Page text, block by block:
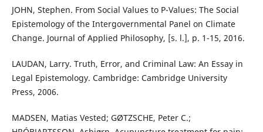
JOHN, Stephen. From Social Values to P-Values: The Social
Epistemology of the Intergovernmental Panel on Climate
Change. Journal of Applied Philosophy, [s. l.], p. 1-15, 2016.
LAUDAN, Larry. Truth, Error, and Criminal Law: An Essay in
Legal Epistemology. Cambridge: Cambridge University
Press, 2006.
MADSEN, Matias Vested; GØTZSCHE, Peter C.;